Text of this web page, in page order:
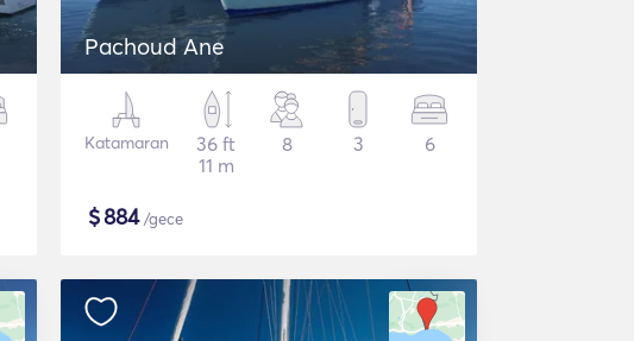
Pachoud Ane
Katamaran
36 ft
11 m
8 3 6
$884/gece